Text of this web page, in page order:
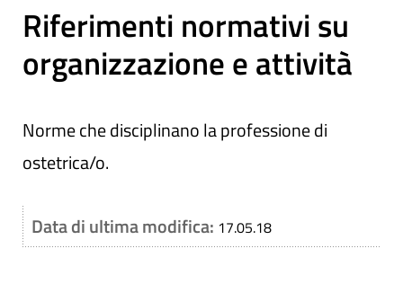
Riferimenti normativi su
organizzazione e attività
Norme che disciplinano la professione di
ostetrica/o.
Data di ultima modifica: 17.05.18